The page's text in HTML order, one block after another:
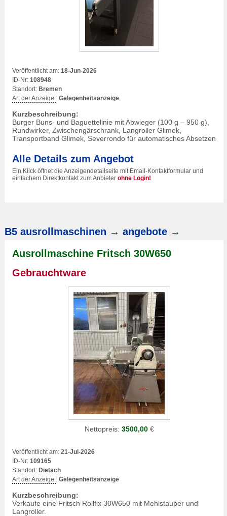
Veröffentlicht am: 18-Jun-2026
ID-Nr: 108948
Standort: Bremen
Art der Anzeige:: Gelegenheitsanzeige
Kurzbeschreibung:
Burger Buns- und Baguettelinie mit Abwieger (100 g – 950 g),
Rundwirker, Zwischengärschrank, Langroller Glimek,
Transportband Glimek, Severrondo für automatisches Absetzen
Alle Details zum Angebot
Ein Klick öffnet die Anzeigendetailseite mit Email-Kontaktformular und
einfachem Direktkontakt zum Anbieter ohne Login!
B5 ausrollmaschinen → angebote →
Ausrollmaschine Fritsch 30W650
Gebrauchtware
Nettopreis: 3500,00€
Veröffentlicht am: 21-Jul-2026
ID-Nr: 109165
Standort: Dietach
Art der Anzeige:: Gelegenheitsanzeige
Kurzbeschreibung:
Verkaufe eine Fritsch Rollfix 30W650 mit Mehlstauber und
Langroller.